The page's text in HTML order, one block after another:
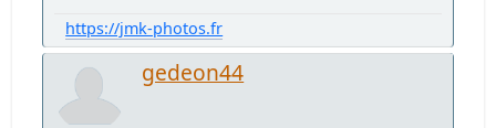
https://jmk-photos.fr
gedeon44